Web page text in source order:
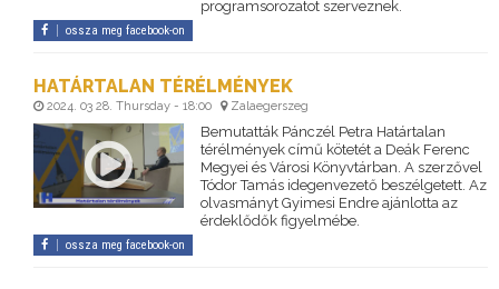
programsorozatot szerveznek.
ossza meg facebook-on
HATÁRTALAN TÉRÉLMÉNYEK
2024. 03 28. Thursday - 18:00 Zalaegerszeg
Bemutatták Pánczél Petra Határtalan
térélmények című kötetét a Deák Ferenc
Megyei és Városi Könyvtárban. A szerzővel
Tódor Tamás idegenvezető beszélgetett. Az
olvasmányt Gyimesi Endre ajánlotta az
érdeklődők figyelmébe.
ossza meg facebook-on